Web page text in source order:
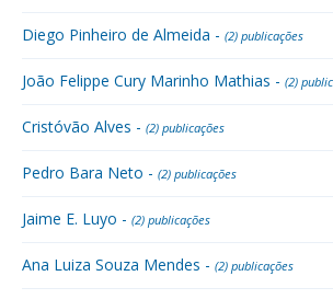
Diego Pinheiro de Almeida - (2) publicações
João Felippe Cury Marinho Mathias - (2)
Cristóvão Alves - (2) publicações
Pedro Bara Neto - (2) publicações
Jaime E. Luyo - (2) publicações
Ana Luiza Souza Mendes - (2) publicações